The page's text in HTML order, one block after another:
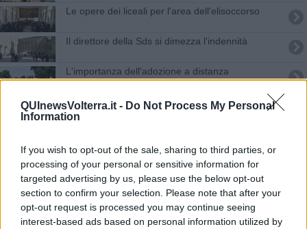
QUInewsVolterra.it - Do Not Process My Personal
Information
If you wish to opt-out of the sale, sharing to third parties, or
processing of your personal or sensitive information for
targeted advertising by us, please use the below opt-out
section to confirm your selection. Please note that after your
opt-out request is processed you may continue seeing
interest-based ads based on personal information utilized by
Le opere dei liceali per l'area dell'elisoccorso
Il direttore della Sds si dimezza l'indennità
L'importanza dell'adozione a distanza
Federalberghi, Andrea Romanelli nuovo
presidente
Travolti dalla piena, settimo giorno di ricerche
In funzione la risonanza magnetica da 600mila
euro
"Mantenere tutti i posti di lavoro"